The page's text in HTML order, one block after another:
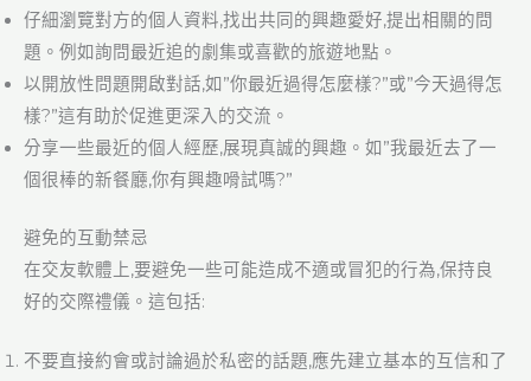
仔細瀏覽對方的個人資料,找出共同的興趣愛好,提出相關的問
題。例如詢問最近追的劇集或喜歡的旅遊地點。
以開放性問題開啟對話,如”你最近過得怎麼樣?”或”今天過得怎
樣?”這有助於促進更深入的交流。
分享一些最近的個人經歷,展現真誠的興趣。如”我最近去了一
個很棒的新餐廳,你有興趣嗗試嗎?”
避免的互動禁忌
在交友軟體上,要避免一些可能造成不適或冒犯的行為,保持良
好的交際禮儀。這包括:
不要直接約會或討論過於私密的話題,應先建立基本的互信和了